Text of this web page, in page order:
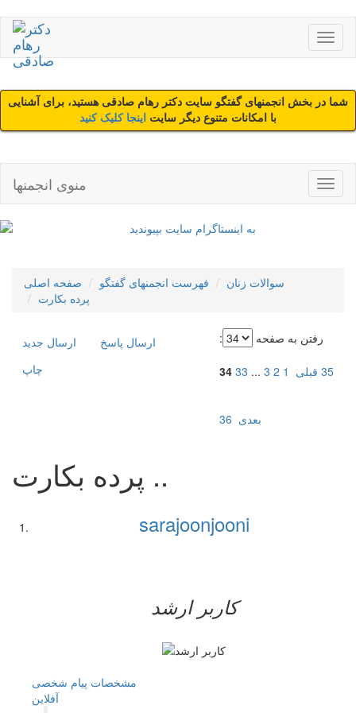
شما در بخش انجمنهای گفتگو سایت دکتر رهام صادقی هستید، برای آشنایی
با امکانات متنوع دیگر سایت اینجا کلیک کنید
منوی انجمنها
صفحه اصلی فهرست انجمنهای گفتگو
سوالات زنان
پرده بکارت
ارسال جديد
ارسال پاسخ
چاپ
رفتن به صفحه :
قبلی 1
2
3
...
33
34 35
36 بعدی
پرده بکارت ..
sarajoonjooni
کاربر ارشد
مشخصات پیام شخصی
آفلاين